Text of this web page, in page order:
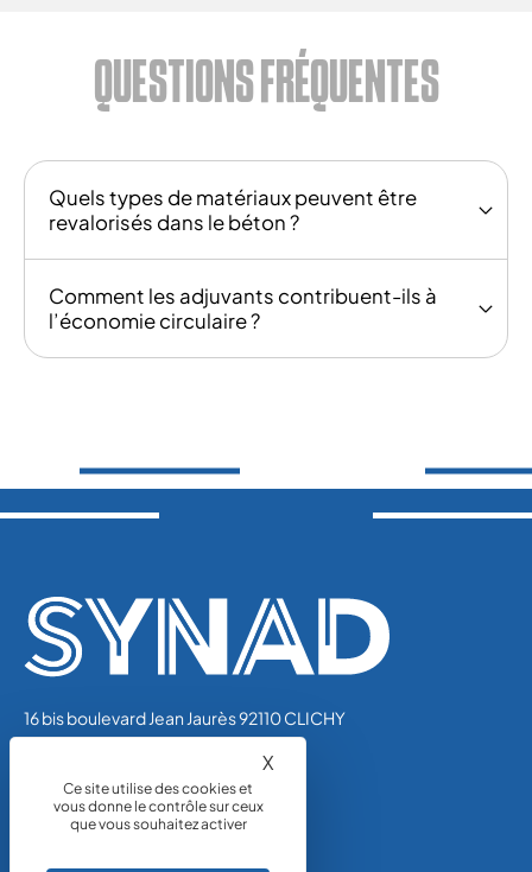
QUESTIONS FRÉQUENTES
Quels types de matériaux peuvent être
revalorisés dans le béton ?
Comment les adjuvants contribuent-ils à
l’économie circulaire ?
16 bis boulevard Jean Jaurès 92110 CLICHY
synad@unicem.fr
Ce site utilise des cookies et
vous donne le contrôle sur ceux
que vous souhaitez activer
X